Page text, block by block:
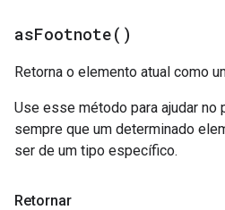
asFootnote( )
Retorna o elemento atual como
Use esse método para ajudar no
sempre que um determinado
ser de um tipo específico.
Retornar